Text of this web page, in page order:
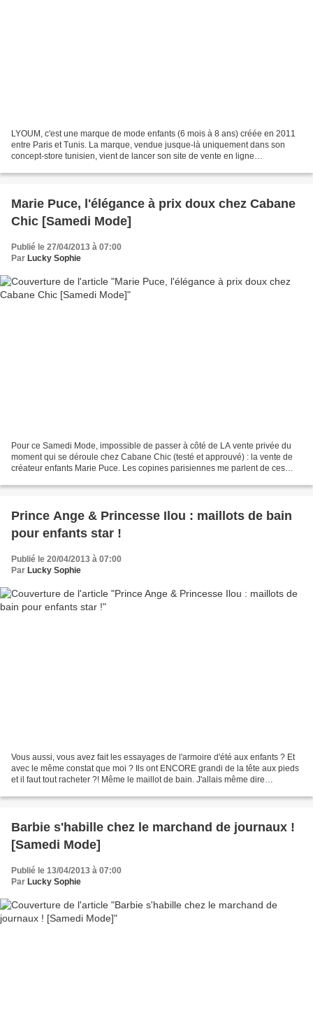
LYOUM, c'est une marque de mode enfants (6 mois à 8 ans) créée en 2011
entre Paris et Tunis. La marque, vendue jusque-là uniquement dans son
concept-store tunisien, vient de lancer son site de vente en ligne
Marie Puce, l'élégance à prix doux chez Cabane
Chic [Samedi Mode]
Publié le 27/04/2013 à 07:00
Par Lucky Sophie
Pour ce Samedi Mode, impossible de passer à côté de LA vente privée du
moment qui se déroule chez Cabane Chic (testé et approuvé) : la vente de
créateur enfants Marie Puce. Les copines parisiennes me parlent de ces
Prince Ange & Princesse Ilou : maillots de bain
pour enfants star !
Publié le 20/04/2013 à 07:00
Par Lucky Sophie
Vous aussi, vous avez fait les essayages de l'armoire d'été aux enfants ? Et
avec le même constat que moi ? Ils ont ENCORE grandi de la tête aux pieds
et il faut tout racheter ?! Même le maillot de bain. J'allais même dire
Barbie s'habille chez le marchand de journaux !
[Samedi Mode]
Publié le 13/04/2013 à 07:00
Par Lucky Sophie